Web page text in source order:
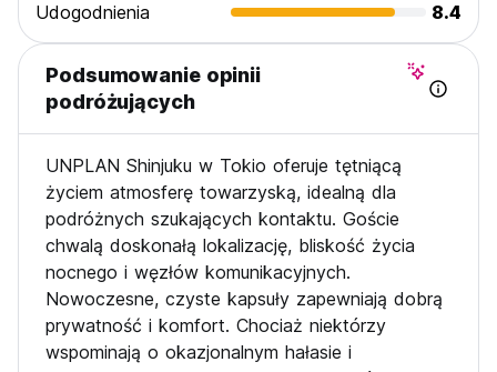
Udogodnienia
8.4
Podsumowanie opinii
podróżujących
UNPLAN Shinjuku w Tokio oferuje tętniącą
życiem atmosferę towarzyską, idealną dla
podróżnych szukających kontaktu. Goście
chwalą doskonałą lokalizację, bliskość życia
nocnego i węzłów komunikacyjnych.
Nowoczesne, czyste kapsuły zapewniają dobrą
prywatność i komfort. Chociaż niektórzy
wspominają o okazjonalnym hałasie i